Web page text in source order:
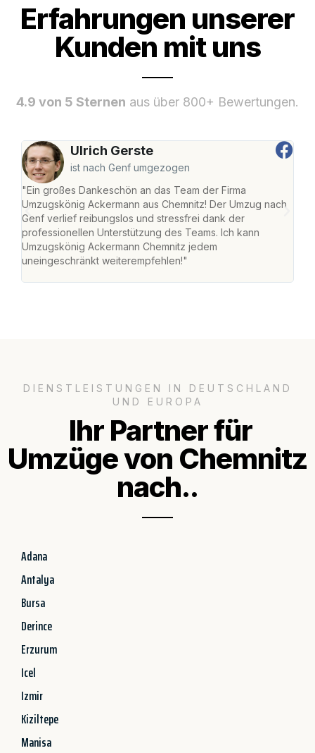
Erfahrungen unserer
Kunden mit uns
4.9 von 5 Sternen aus über 800+ Bewertungen.
Ulrich Gerste
ist nach Genf umgezogen
"Ein großes Dankeschön an das Team der Firma
Umzugskönig Ackermann aus Chemnitz! Der Umzug nach
Genf verlief reibungslos und stressfrei dank der
professionellen Unterstützung des Teams. Ich kann
Umzugskönig Ackermann Chemnitz jedem
uneingeschränkt weiterempfehlen!"
DIENSTLEISTUNGEN IN DEUTSCHLAND
UND EUROPA
Ihr Partner für
Umzüge von Chemnitz
nach..
Adana
Antalya
Bursa
Derince
Erzurum
Icel
Izmir
Kiziltepe
Manisa